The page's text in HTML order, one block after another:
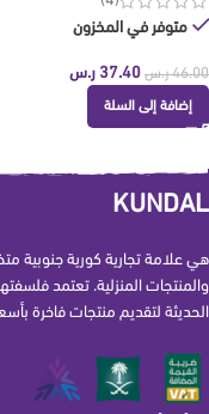
متوفر في المخزون
46.00 ر.س 37.40 ر.س
إضافة إلى السلة
KUNDAL
هي علامة تجارية كورية جنوبية
والمنتجات المنزلية. تعتمد
الحديثة لتقديم منتجات فاخرة